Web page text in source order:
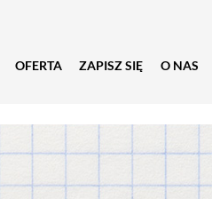
OFERTA ZAPISZ SIĘ O NAS